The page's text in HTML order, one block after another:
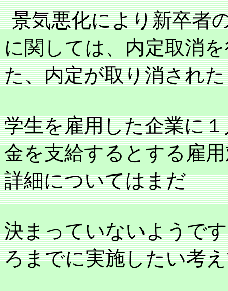
景気悪化により新卒者
に関しては、内定取消
た、内定が取り消された
学生を雇用した企業に
金を支給するとする雇
詳細についてはまだ
決まっていないようで
ろまでに実施したい考